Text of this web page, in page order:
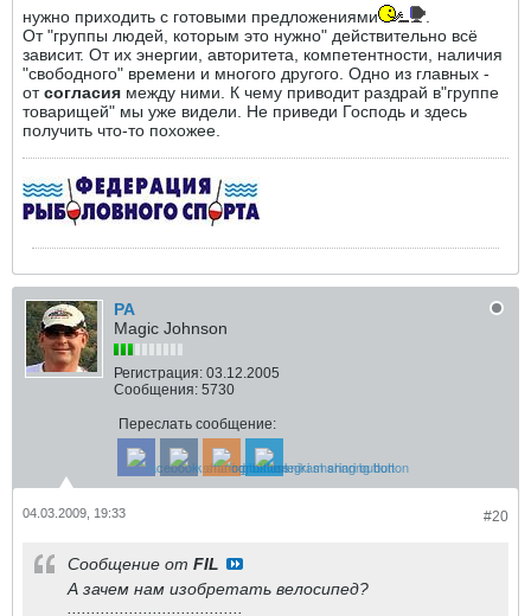
нужно приходить с готовыми предложениями
От "группы людей, которым это нужно" действительно всё
зависит. От их энергии, авторитета, компетентности, наличия
"свободного" времени и многого другого. Одно из главных -
отсогласия между ними. К чему приводит раздрай в"группе
товарищей" мы уже видели. Не приведи Господь и здесь
получить что-то похожее.
РА
Magic Johnson
Регистрация: 03.12.2005
Сообщения: 5730
Переслать сообщение:
#20
04.03.2009, 19:33
Сообщение от FIL
А зачем нам изобретать велосипед?